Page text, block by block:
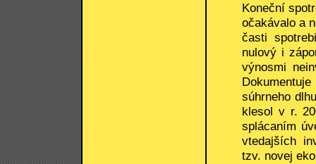
Koneční
očakávalo a
časti
nulový i
výnosmi
súhrneho
klesol v r.
splácaním
vtedajších
tzv. novej